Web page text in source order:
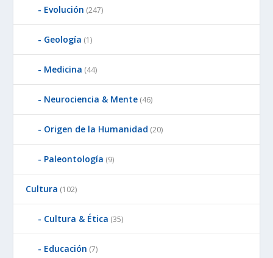
Evolución (247)
Geología (1)
Medicina (44)
Neurociencia & Mente (46)
Origen de la Humanidad (20)
Paleontología (9)
Cultura (102)
Cultura & Ética (35)
Educación (7)